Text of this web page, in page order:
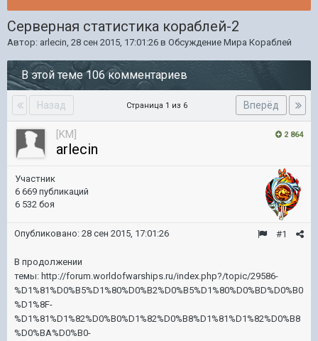
Серверная статистика кораблей-2
Автор: arlecin, 28 сен 2015, 17:01:26 в Обсуждение Мира Кораблей
В этой теме 106 комментариев
Назад Вперёд
Страница 1 из 6
2 864
[KM]
arlecin
Участник
6 669 публикаций
6 532 боя
#1
Опубликовано: 28 сен 2015, 17:01:26
В продолжении
темы: http://forum.worldofwarships.ru/index.php?/topic/29586-
%D1%81%D0%B5%D1%80%D0%B2%D0%B5%D1%80%D0%BD%D0%B0
%D1%8F-
%D1%81%D1%82%D0%B0%D1%82%D0%B8%D1%81%D1%82%D0%B8
%D0%BA%D0%B0-